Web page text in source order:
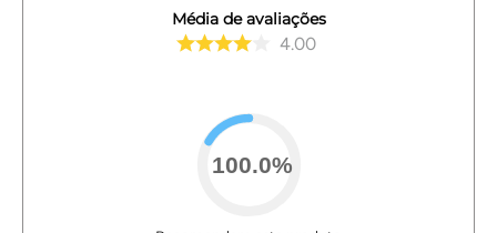
Média de avaliações
4.00
100.0%